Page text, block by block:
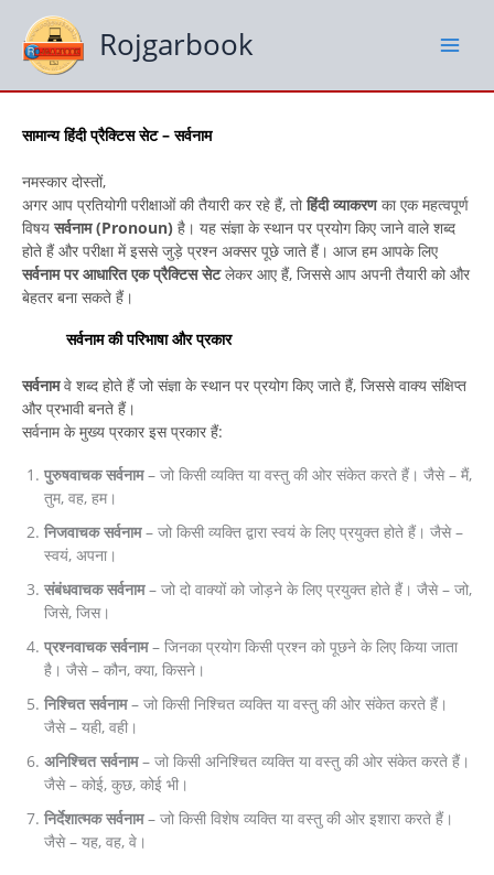
content
Rojgarbook
सामान्य हिंदी प्रैक्टिस सेट – सर्वनाम
नमस्कार दोस्तों,
अगर आप प्रतियोगी परीक्षाओं की तैयारी कर रहे हैं, तोहिंदी व्याकरणका एक महत्वपूर्ण
विषयसर्वनाम (Pronoun) है। यह संज्ञा के स्थान पर प्रयोग किए जाने वाले शब्द
होते हैं और परीक्षा में इससे जुड़े प्रश्न अक्सर पूछे जाते हैं। आज हम आपके लिए
सर्वनाम पर आधारित एक प्रैक्टिस सेटलेकर आए हैं, जिससे आप अपनी तैयारी को और
बेहतर बना सकते हैं।
सर्वनाम की परिभाषा और प्रकार
सर्वनामवे शब्द होते हैं जो संज्ञा के स्थान पर प्रयोग किए जाते हैं, जिससे वाक्य संक्षिप्त
और प्रभावी बनते हैं।
सर्वनाम के मुख्य प्रकार इस प्रकार हैं:
पुरुषवाचक सर्वनाम– जो किसी व्यक्ति या वस्तु की ओर संकेत करते हैं। जैसे – मैं,
तुम, वह, हम।
निजवाचक सर्वनाम– जो किसी व्यक्ति द्वारा स्वयं के लिए प्रयुक्त होते हैं। जैसे –
स्वयं, अपना।
संबंधवाचक सर्वनाम– जो दो वाक्यों को जोड़ने के लिए प्रयुक्त होते हैं। जैसे – जो,
जिसे, जिस।
प्रश्नवाचक सर्वनाम– जिनका प्रयोग किसी प्रश्न को पूछने के लिए किया जाता
है। जैसे – कौन, क्या, किसने।
निश्चित सर्वनाम– जो किसी निश्चित व्यक्ति या वस्तु की ओर संकेत करते हैं।
जैसे – यही, वही।
अनिश्चित सर्वनाम– जो किसी अनिश्चित व्यक्ति या वस्तु की ओर संकेत करते हैं।
जैसे – कोई, कुछ, कोई भी।
निर्देशात्मक सर्वनाम– जो किसी विशेष व्यक्ति या वस्तु की ओर इशारा करते हैं।
जैसे – यह, वह, वे।